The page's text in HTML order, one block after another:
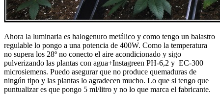
Ahora la luminaria es halogenuro metálico y como tengo un balastro
regulable lo pongo a una potencia de 400W. Como la temperatura
no supera los 28º no conecto el aire acondicionado y sigo
pulverizando las plantas con agua+Instagreen PH-6,2 y EC-300
microsiemens. Puedo asegurar que no produce quemaduras de
ningún tipo y las plantas lo agradecen mucho. Lo que si tengo que
puntualizar es que pongo 5 ml/litro y no lo que marca el fabricante.